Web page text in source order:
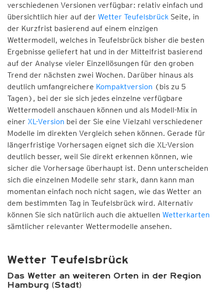
verschiedenen Versionen verfügbar: relativ einfach und
übersichtlich hier auf der Wetter Teufelsbrück Seite, in
der Kurzfrist basierend auf einem einzigen
Wettermodell, welches in Teufelsbrück bisher die besten
Ergebnisse geliefert hat und in der Mittelfrist basierend
auf der Analyse vieler Einzellösungen für den groben
Trend der nächsten zwei Wochen. Darüber hinaus als
deutlich umfangreichere Kompaktversion (bis zu 5
Tagen), bei der sie sich jedes einzelne verfügbare
Wettermodell anschauen können und als Modell-Mix in
einer XL-Version bei der Sie eine Vielzahl verschiedener
Modelle im direkten Vergleich sehen können. Gerade für
längerfristige Vorhersagen eignet sich die XL-Version
deutlich besser, weil Sie direkt erkennen können, wie
sicher die Vorhersage überhaupt ist. Denn unterscheiden
sich die einzelnen Modelle sehr stark, dann kann man
momentan einfach noch nicht sagen, wie das Wetter an
dem bestimmten Tag in Teufelsbrück wird. Alternativ
können Sie sich natürlich auch die aktuellen Wetterkarten
sämtlicher relevanter Wettermodelle ansehen.
Wetter Teufelsbrück
Das Wetter an weiteren Orten in der Region
Hamburg (Stadt)